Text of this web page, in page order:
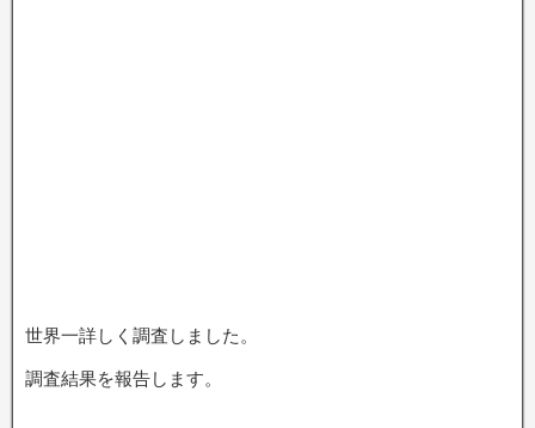
世界一詳しく調査しました。
調査結果を報告します。